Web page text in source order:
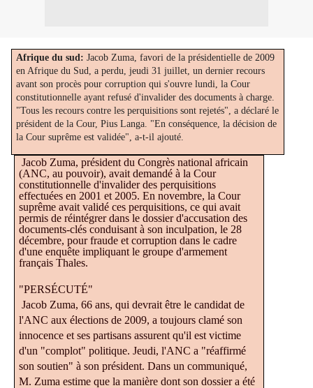
Afrique du sud: Jacob Zuma, favori de la présidentielle de 2009
en Afrique du Sud, a perdu, jeudi 31 juillet, un dernier recours
avant son procès pour corruption qui s'ouvre lundi, la Cour
constitutionnelle ayant refusé d'invalider des documents à charge.
"Tous les recours contre les perquisitions sont rejetés" , a déclaré le
président de la Cour, Pius Langa. "En conséquence, la décision de
la Cour suprême est validée" , a-t-il ajouté.
Jacob Zuma, président du Congrès national africain
(ANC, au pouvoir), avait demandé à la Cour
constitutionnelle d'invalider des perquisitions
effectuées en 2001 et 2005. En novembre, la Cour
suprême avait validé ces perquisitions, ce qui avait
permis de réintégrer dans le dossier d'accusation des
documents-clés conduisant à son inculpation, le 28
décembre, pour fraude et corruption dans le cadre
d'une enquête impliquant le groupe d'armement
français Thales.
"PERSÉCUTÉ"
Jacob Zuma, 66 ans, qui devrait être le candidat de
l'ANC aux élections de 2009, a toujours clamé son
innocence et ses partisans assurent qu'il est victime
d'un "complot" politique. Jeudi, l'ANC a "réaffirmé
son soutien" à son président. Dans un communiqué,
M. Zuma estime que la manière dont son dossier a été